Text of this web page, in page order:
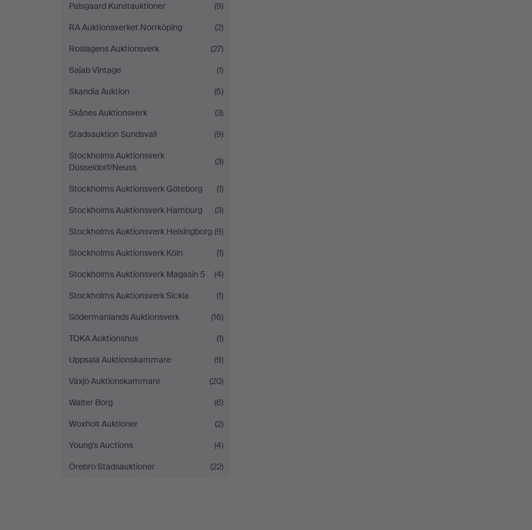
Palsgaard Kunstauktioner
(9)
RA Auktionsverket Norrköping
(2)
Roslagens Auktionsverk
(27)
Sajab Vintage
(1)
Skandia Auktion
(5)
Skånes Auktionsverk
(3)
Stadsauktion Sundsvall
(9)
Stockholms Auktionsverk
Düsseldorf/Neuss
(3)
Stockholms Auktionsverk Göteborg
(1)
Stockholms Auktionsverk Hamburg
(3)
Stockholms Auktionsverk Helsingborg (9)
Stockholms Auktionsverk Köln
(1)
Stockholms Auktionsverk Magasin 5
(4)
Stockholms Auktionsverk Sickla
(1)
Södermanlands Auktionsverk
(16)
TOKA Auktionshus
(1)
Uppsala Auktionskammare
(9)
Växjö Auktionskammare
(20)
Walter Borg
(6)
Woxholt Auktioner
(2)
Young's Auctions
(4)
Örebro Stadsauktioner
(22)